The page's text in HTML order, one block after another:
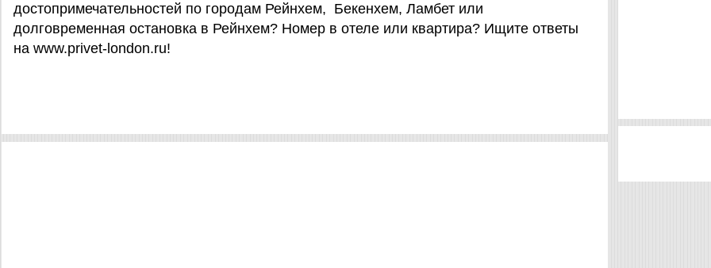
достопримечательностей по городам Рейнхем, Бекенхем, Ламбет или
долговременная остановка в Рейнхем? Номер в отеле или квартира? Ищите ответы
на www.privet-london.ru!